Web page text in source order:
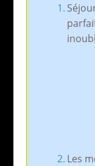
Les